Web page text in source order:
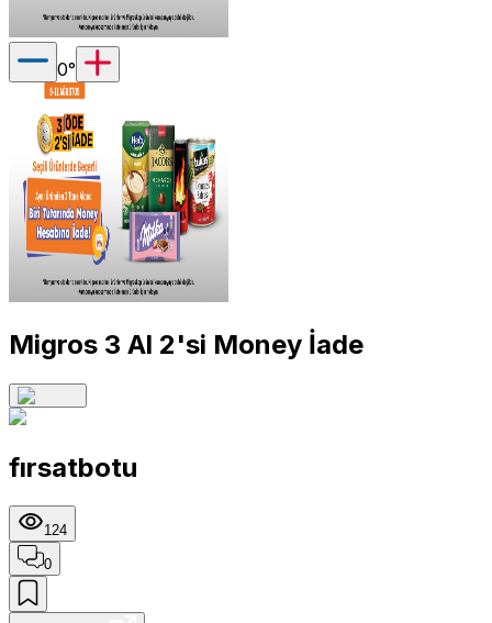
0°
Migros 3 Al 2'si Money İade
fırsatbotu
124
0